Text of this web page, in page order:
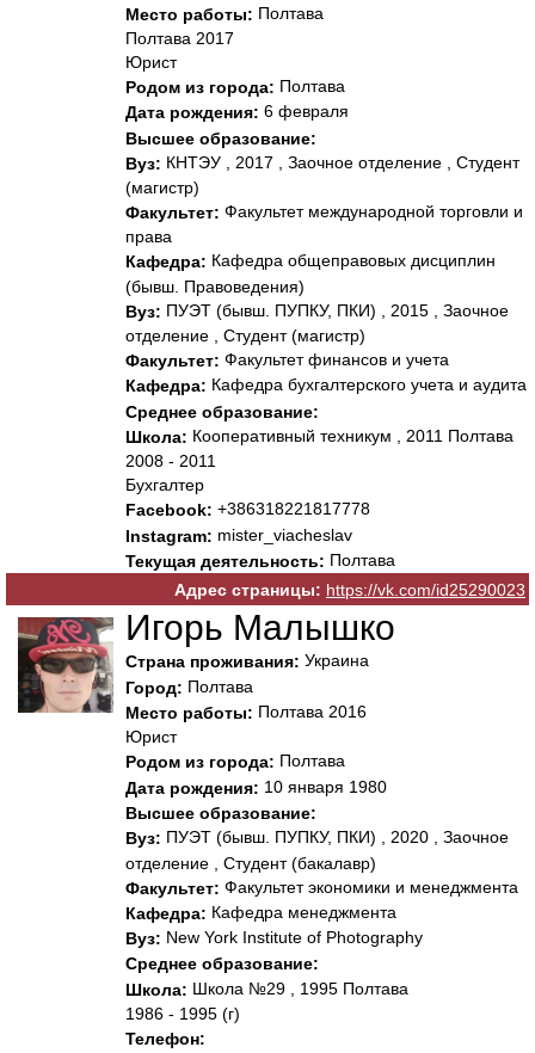
Место работы: Полтава
Полтава 2017
Юрист
Родом из города: Полтава
Дата рождения: 6 февраля
Высшее образование:
Вуз: КНТЭУ , 2017 , Заочное отделение , Студент
(магистр)
Факультет: Факультет международной торговли и
права
Кафедра: Кафедра общеправовых дисциплин
(бывш. Правоведения)
Вуз: ПУЭТ (бывш. ПУПКУ, ПКИ) , 2015 , Заочное
отделение , Студент (магистр)
Факультет: Факультет финансов и учета
Кафедра: Кафедра бухгалтерского учета и аудита
Среднее образование:
Школа: Кооперативный техникум , 2011 Полтава
2008 - 2011
Бухгалтер
Facebook: +386318221817778
Instagram: mister_viacheslav
Текущая деятельность: Полтава
Адрес страницы: https://vk.com/id25290023
Игорь Малышко
Страна проживания: Украина
Город: Полтава
Место работы: Полтава 2016
Юрист
Родом из города: Полтава
Дата рождения: 10 января 1980
Высшее образование:
Вуз: ПУЭТ (бывш. ПУПКУ, ПКИ) , 2020 , Заочное
отделение , Студент (бакалавр)
Факультет: Факультет экономики и менеджмента
Кафедра: Кафедра менеджмента
Вуз: New York Institute of Photography
Среднее образование:
Школа: Школа №29 , 1995 Полтава
1986 - 1995 (г)
Телефон: